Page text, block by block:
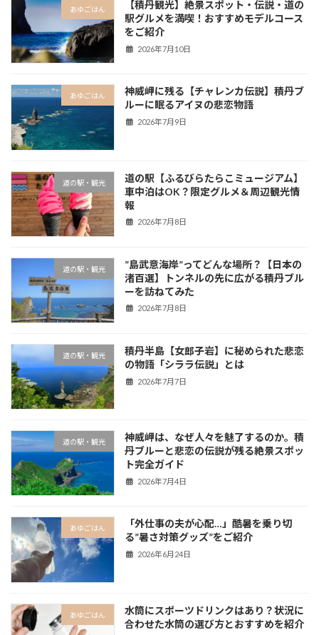
あゆごはん
【積丹観光】絶景スポット・伝説・道の
駅グルメを満喫！おすすめモデルコース
をご紹介
2026年7月10日
あゆごはん
神威岬に残る【チャレンカ伝説】積丹ブ
ルーに眠るアイヌの悲恋物語
2026年7月9日
道の駅・観光
道の駅【ふるびらたらこミュージアム】
車中泊はOK？限定グルメ＆周辺観光情
報
2026年7月8日
道の駅・観光
”島武意海岸”ってどんな場所？【日本の
渚百選】トンネルの先に広がる積丹ブル
ーを訪ねてみた
2026年7月8日
道の駅・観光
積丹半島【女郎子岩】に秘められた悲恋
の物語「シララ伝説」とは
2026年7月7日
道の駅・観光
神威岬は、なぜ人々を魅了するのか。積
丹ブルーと悲恋の伝説が残る絶景スポッ
ト完全ガイド
2026年7月4日
あゆごはん
「外仕事の夫が心配…」酷暑を乗り切
る”暑さ対策グッズ”をご紹介
2026年6月24日
あゆごはん
水筒にスポーツドリンクはあり？状況に
合わせた水筒の選び方とおすすめを紹介